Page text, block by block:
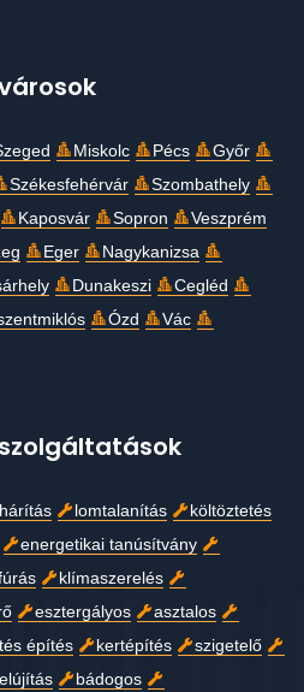
Miskolc Pécs
Győr
Székesfehérvár
Szombathely
Kaposvár Sopron
Veszprém
Eger
Nagykanizsa
Dunakeszi
Cegléd
Ózd
Vác
lomtalanítás
költöztetés
energetikai tanúsítvány
klímaszerelés
esztergályos
asztalos
építés kertépítés
szigetelő
bádogos